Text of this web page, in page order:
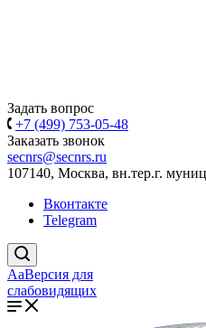
Задать вопрос
+7 (499) 753-05-48
Заказать звонок
secnrs@secnrs.ru
107140, Москва, вн.тер.г.
Вконтакте
Telegram
AaВерсия для
слабовидящих